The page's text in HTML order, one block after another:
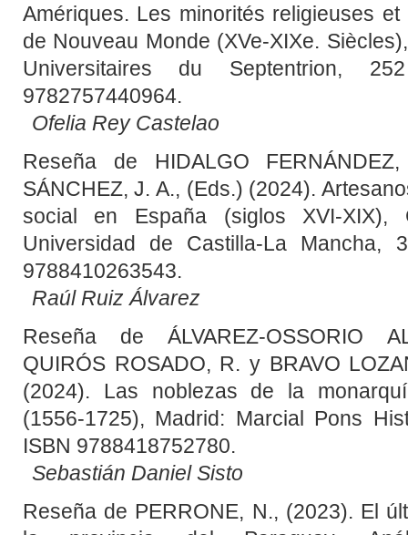
Amériques. Les minorités religieuses et
de Nouveau Monde (XVe-XIXe.
Universitaires du Septentrion,
9782757440964.
Ofelia Rey Castelao
Reseña de HIDALGO
SÁNCHEZ, J. A., (Eds.) (2024).
social en España (siglos XVI-XIX),
Universidad de Castilla-La Mancha,
9788410263543.
Raúl Ruiz Álvarez
Reseña de ÁLVAREZ-OSSORIO
QUIRÓS ROSADO, R. y BRAVO
(2024). Las noblezas de la
(1556-1725), Madrid: Marcial Pons
ISBN 9788418752780.
Sebastián Daniel Sisto
Reseña de PERRONE, N., (2023). El